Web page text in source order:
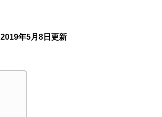
2019年5月8日更新